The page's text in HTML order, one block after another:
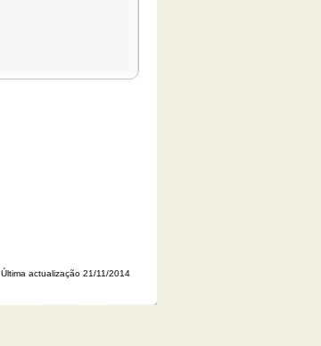
Última actualização 21/11/2014